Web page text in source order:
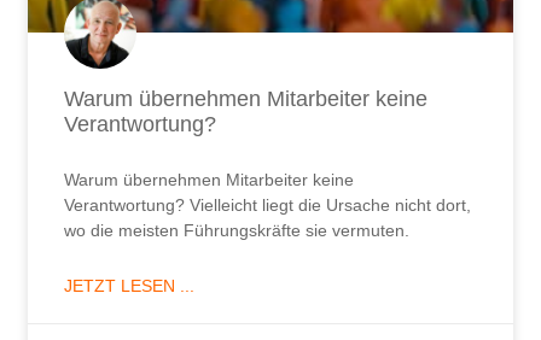
Warum übernehmen Mitarbeiter keine
Verantwortung?
Warum übernehmen Mitarbeiter keine
Verantwortung? Vielleicht liegt die Ursache nicht dort,
wo die meisten Führungskräfte sie vermuten.
JETZT LESEN ...